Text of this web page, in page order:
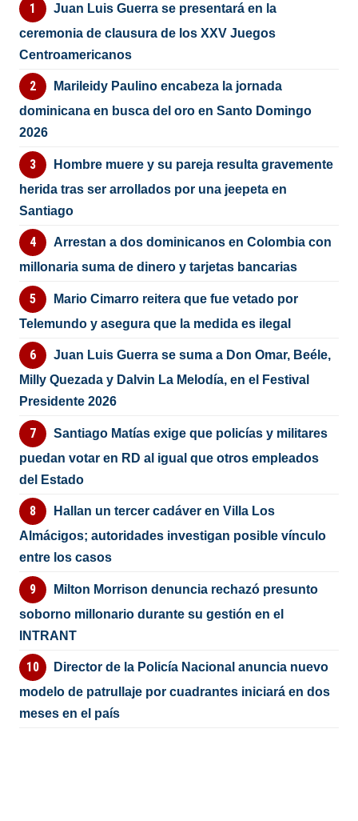
Juan Luis Guerra se presentará en la
ceremonia de clausura de los XXV Juegos
Centroamericanos
Marileidy Paulino encabeza la jornada
dominicana en busca del oro en Santo Domingo
2026
Hombre muere y su pareja resulta gravemente
herida tras ser arrollados por una jeepeta en
Santiago
Arrestan a dos dominicanos en Colombia con
millonaria suma de dinero y tarjetas bancarias
Mario Cimarro reitera que fue vetado por
Telemundo y asegura que la medida es ilegal
Juan Luis Guerra se suma a Don Omar, Beéle,
Milly Quezada y Dalvin La Melodía, en el Festival
Presidente 2026
Santiago Matías exige que policías y militares
puedan votar en RD al igual que otros empleados
del Estado
Hallan un tercer cadáver en Villa Los
Almácigos; autoridades investigan posible vínculo
entre los casos
Milton Morrison denuncia rechazó presunto
soborno millonario durante su gestión en el
INTRANT
Director de la Policía Nacional anuncia nuevo
modelo de patrullaje por cuadrantes iniciará en dos
meses en el país